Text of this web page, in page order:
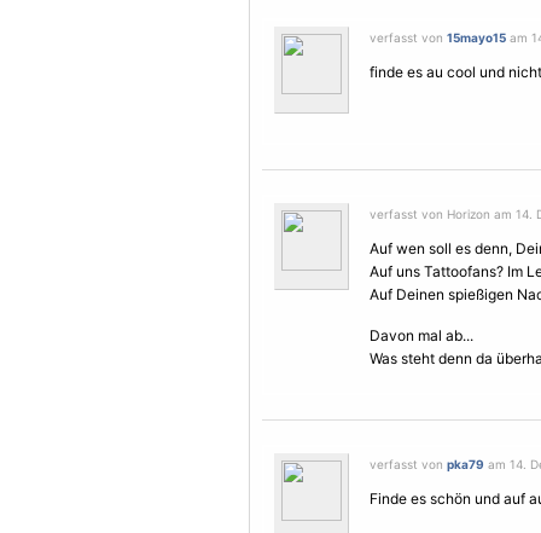
verfasst von 15mayo15 am
finde es au cool und
verfasst von Horizon am 14.
Auf wen soll es denn,
Auf uns Tattoofans? Im
Auf Deinen spießigen
Davon mal ab...
Was steht denn da
verfasst von pka79 am 14.
Finde es schön und auf